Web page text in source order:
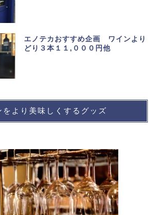
エノテカおすすめ企画 ワインより
どり３本１１,０００円他
をより美味しくするグッズ